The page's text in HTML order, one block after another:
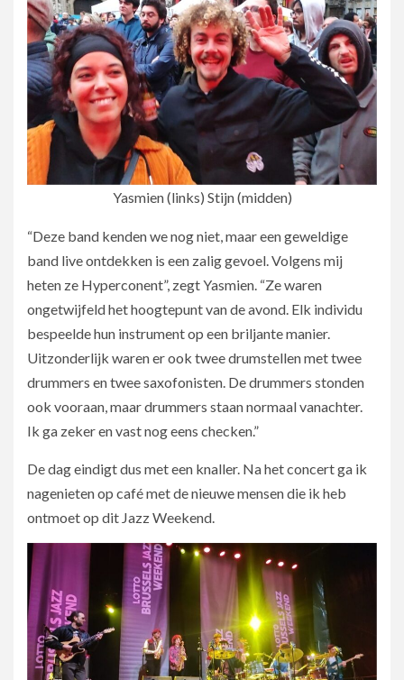
Yasmien (links) Stijn (midden)
“Deze band kenden we nog niet, maar een geweldige
band live ontdekken is een zalig gevoel. Volgens mij
heten ze Hyperconent”, zegt Yasmien. “Ze waren
ongetwijfeld het hoogtepunt van de avond. Elk individu
bespeelde hun instrument op een briljante manier.
Uitzonderlijk waren er ook twee drumstellen met twee
drummers en twee saxofonisten. De drummers stonden
ook vooraan, maar drummers staan normaal vanachter.
Ik ga zeker en vast nog eens checken.”
De dag eindigt dus met een knaller. Na het concert ga ik
nagenieten op café met de nieuwe mensen die ik heb
ontmoet op dit Jazz Weekend.